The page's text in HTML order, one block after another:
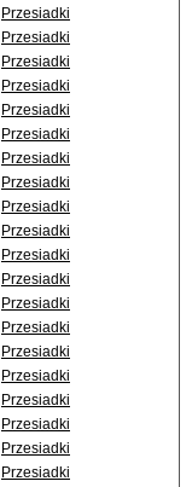
Przesiadki
Przesiadki
Przesiadki
Przesiadki
Przesiadki
Przesiadki
Przesiadki
Przesiadki
Przesiadki
Przesiadki
Przesiadki
Przesiadki
Przesiadki
Przesiadki
Przesiadki
Przesiadki
Przesiadki
Przesiadki
Przesiadki
Przesiadki